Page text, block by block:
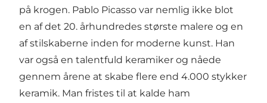
på krogen. Pablo Picasso var nemlig ikke blot
en af det 20. århundredes største malere og en
af stilskaberne inden for moderne kunst. Han
var også en talentfuld keramiker og nåede
gennem årene at skabe flere end 4.000 stykker
keramik. Man fristes til at kalde ham